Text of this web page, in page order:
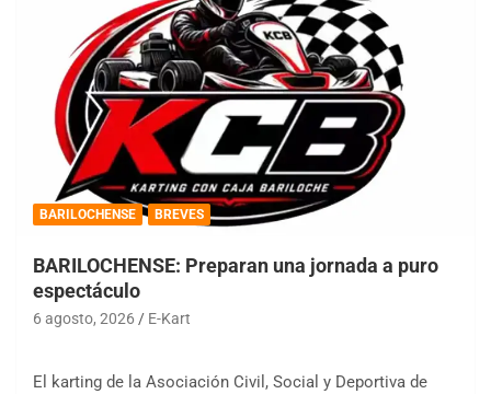
BARILOCHENSE BREVES
BARILOCHENSE: Preparan una jornada a puro
espectáculo
6 agosto, 2026 E-Kart
El karting de la Asociación Civil, Social y Deportiva de